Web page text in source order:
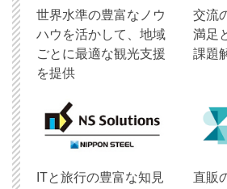
世界水準の豊富なノウ
ハウを活かして、地域
ごとに最適な観光支援
を提供
交流
満足
課題
ITと旅行の豊富な知見
直販